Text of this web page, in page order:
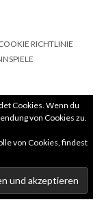
RICHTLINIE
Cookies. Wenn du
von Cookies zu.
von Cookies, findest